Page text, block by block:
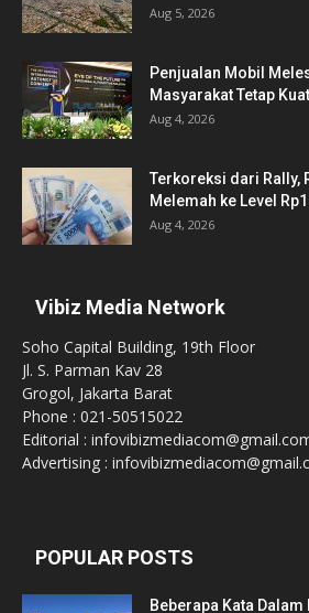
Aug 5, 2026
Penjualan Mobil
Masyarakat Tetap Kuat
Aug 4, 2026
Terkoreksi dari Rally,
Melemah ke Level
Aug 4, 2026
Vibiz Media Network
Soho Capital Building, 19th Floor
Jl. S. Parman Kav 28
Grogol, Jakarta Barat
Phone : 021-50515022
Editorial :
Advertising :
POPULAR POSTS
Beberapa Kata